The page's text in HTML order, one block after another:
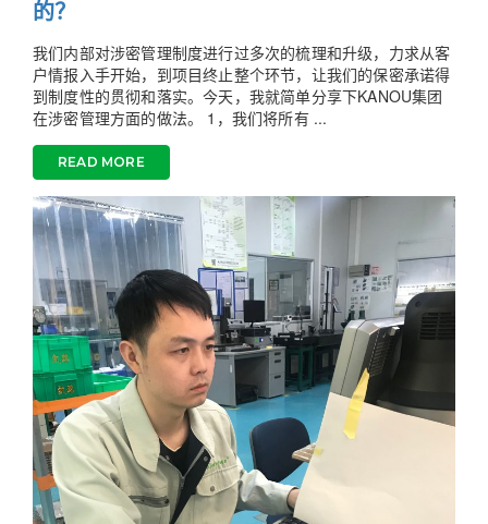
的？
我们内部对涉密管理制度进行过多次的梳理和升级，力求从客
户情报入手开始，到项目终止整个环节，让我们的保密承诺得
到制度性的贯彻和落实。今天，我就简单分享下KANOU集团
在涉密管理方面的做法。 1，我们将所有 ...
READ MORE